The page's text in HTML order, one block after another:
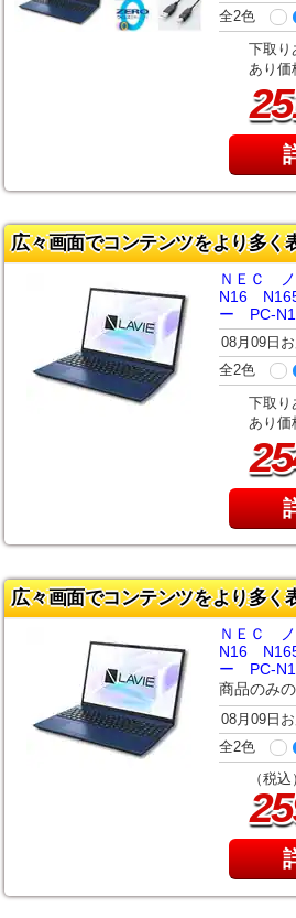
全2色
下取り
あり価
広々画面でコンテンツをより多く
ＮＥＣ
N16
ー PC-
08月09日
全2色
下取
あり価
広々画面でコンテンツをより多く
ＮＥＣ
N16
ー PC-
商品のみ
08月09日
全2色
（税込